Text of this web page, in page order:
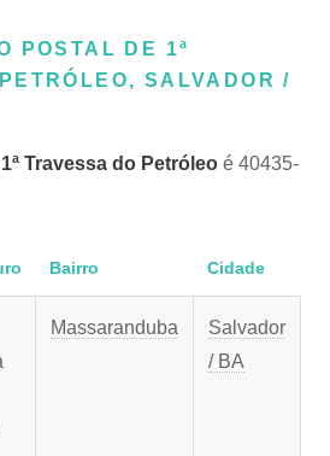
POSTAL DE 1ª
SALVADOR /
Travessa do Petróleo é 40435-
Bairro Cidade
Massaranduba
Salvador
/ BA